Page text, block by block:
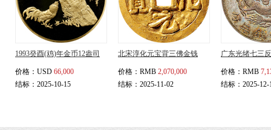
1993癸酉(鸡)年金币12盎司
价格： USD 66,000
结标：2025-10-15
北宋淳化元宝背三佛金钱
价格： RMB 2,070,000
结标：2025-11-02
广东光绪七三
价格： RMB
结标：2025-12-